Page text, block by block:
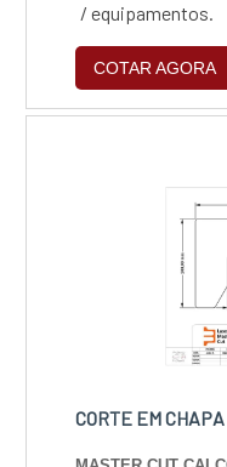
/ equipamentos.
COTAR AGORA
CORTE EM